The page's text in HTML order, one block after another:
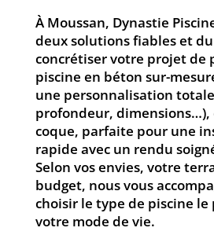
À Moussan, Dynastie
deux solutions fiables et
concrétiser votre projet de
piscine en béton sur-
une personnalisation
profondeur, dimensions…),
coque, parfaite pour une
rapide avec un rendu
Selon vos envies, votre
budget, nous vous
choisir le type de piscine le
votre mode de vie.